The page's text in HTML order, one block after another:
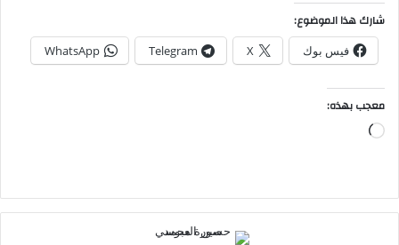
شارك هذا الموضوع:
فيس بوك X
Telegram
WhatsApp
معجب بهذه:
جاري